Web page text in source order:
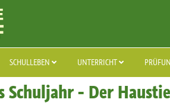
SCHULLEBEN UNTERRICHT
Schuljahr - Der